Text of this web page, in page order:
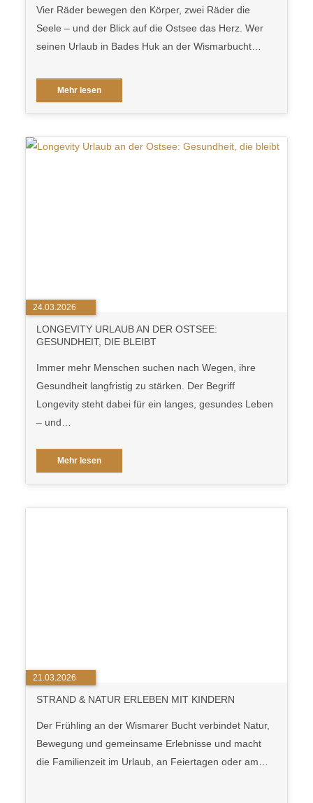
Vier Räder bewegen den Körper, zwei Räder die
Seele – und der Blick auf die Ostsee das Herz. Wer
seinen Urlaub in Bades Huk an der Wismarbucht…
Mehr lesen
24.03.2026
LONGEVITY URLAUB AN DER OSTSEE:
GESUNDHEIT, DIE BLEIBT
Immer mehr Menschen suchen nach Wegen, ihre
Gesundheit langfristig zu stärken. Der Begriff
Longevity steht dabei für ein langes, gesundes Leben
– und…
Mehr lesen
21.03.2026
STRAND & NATUR ERLEBEN MIT KINDERN
Der Frühling an der Wismarer Bucht verbindet Natur,
Bewegung und gemeinsame Erlebnisse und macht
die Familienzeit im Urlaub, an Feiertagen oder am…